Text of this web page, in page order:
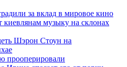
за вклад в мировое кино
киевлянам музыку на склонах
Шэрон Стоун на
прооперировали